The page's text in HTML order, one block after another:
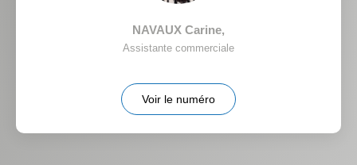
NAVAUX Carine,
Assistante commerciale
Voir le numéro